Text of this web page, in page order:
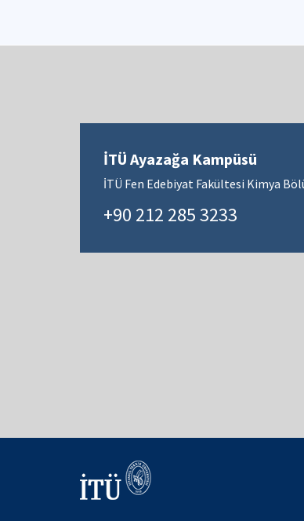
İTÜ Ayazağa Kampüsü
İTÜ Fen Edebiyat Fakültesi Kimya
+90 212 285 3233